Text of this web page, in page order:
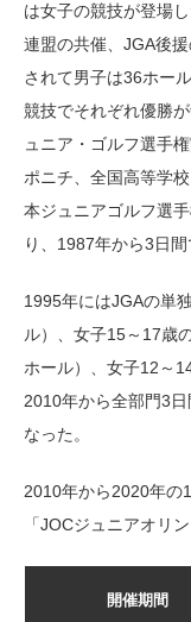
は女子の競技が登場
連盟の共催、JGA後
されて男子は36ホー
競技でそれぞれ優勝
ュニア・ゴルフ選手
ポニチ、全国高等学
本ジュニアゴルフ選
り、1987年から3日間
1995年にはJGAの単
ル）、女子15～17歳
ホール）、女子12～
2010年から全部門3
なった。
2010年から2020年の
「JOCジュニアオリ
開催期間